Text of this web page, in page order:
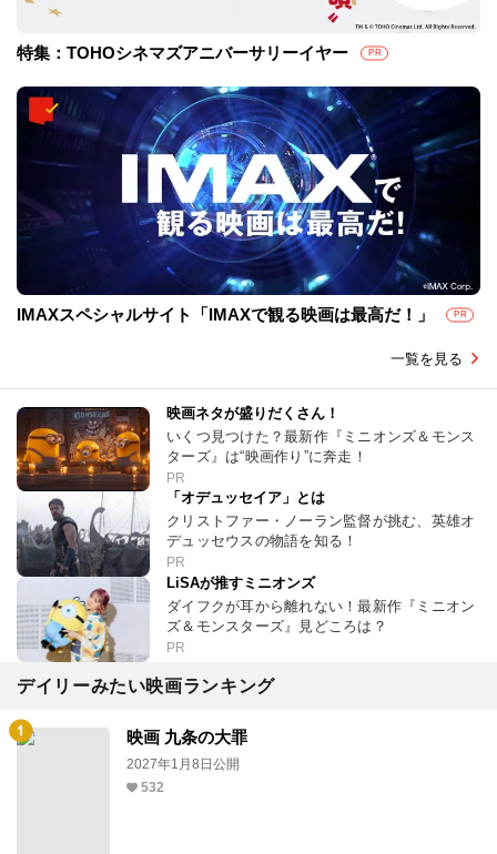
特集：TOHOシネマズアニバーサリーイヤー PR
IMAXスペシャルサイト「IMAXで観る映画は最高だ！」 PR
一覧を見る
映画ネタが盛りだくさん！
いくつ見つけた？最新作『ミニオンズ＆モンス
ターズ』は“映画作り”に奔走！
PR
「オデュッセイア」とは
クリストファー・ノーラン監督が挑む、英雄オ
デュッセウスの物語を知る！
PR
LiSAが推すミニオンズ
ダイフクが耳から離れない！最新作『ミニオン
ズ＆モンスターズ』見どころは？
PR
デイリーみたい映画ランキング
映画 九条の大罪
2027年1月8日公開
532